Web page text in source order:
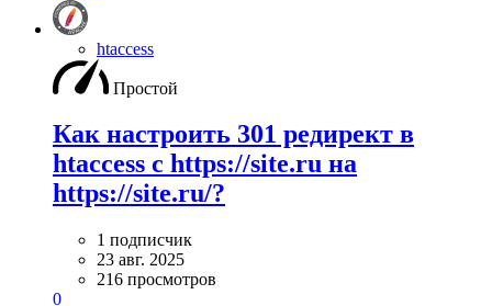
htaccess
Простой
Как настроить 301 редирект в
htaccess с https://site.ru на
https://site.ru/?
1 подписчик
23 авг. 2025
216 просмотров
0